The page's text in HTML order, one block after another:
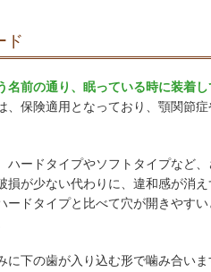
ド
名前の通り、眠っている時に装着
、保険適用となっており、顎関節
ハードタイプやソフトタイプなど、
損が少ない代わりに、違和感が消え
ードタイプと比べて穴が開きやす
に下の歯が入り込む形で噛み合いま